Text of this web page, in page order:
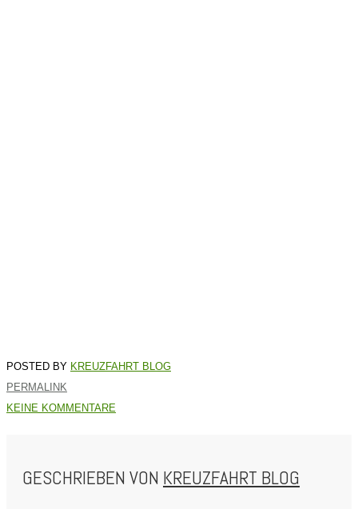
KREUZFAHRT BLOG
PERMALINK
KEINE KOMMENTARE
GESCHRIEBEN VON KREUZFAHRT BLOG